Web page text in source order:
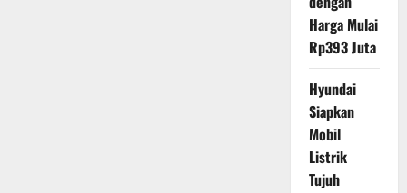
Harga Mulai
Rp393 Juta
Hyundai
Siapkan
Mobil
Listrik
Tujuh